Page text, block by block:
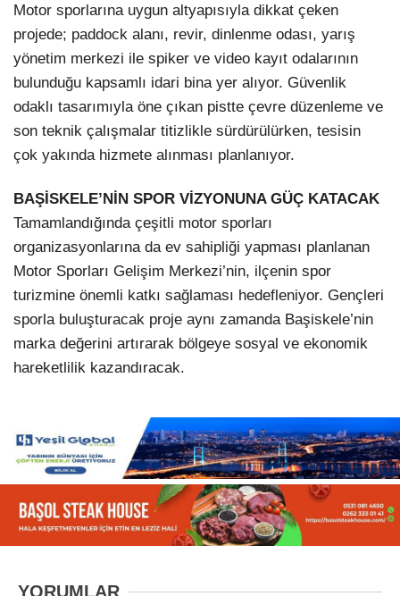
Motor sporlarına uygun altyapısıyla dikkat çeken
projede; paddock alanı, revir, dinlenme odası, yarış
yönetim merkezi ile spiker ve video kayıt odalarının
bulunduğu kapsamlı idari bina yer alıyor. Güvenlik
odaklı tasarımıyla öne çıkan pistte çevre düzenleme ve
son teknik çalışmalar titizlikle sürdürülürken, tesisin
çok yakında hizmete alınması planlanıyor.
BAŞİSKELE’NİN SPOR VİZYONUNA GÜÇ KATACAK
Tamamlandığında çeşitli motor sporları
organizasyonlarına da ev sahipliği yapması planlanan
Motor Sporları Gelişim Merkezi’nin, ilçenin spor
turizmine önemli katkı sağlaması hedefleniyor. Gençleri
sporla buluşturacak proje aynı zamanda Başiskele’nin
marka değerini artırarak bölgeye sosyal ve ekonomik
hareketlilik kazandıracak.
YORUMLAR